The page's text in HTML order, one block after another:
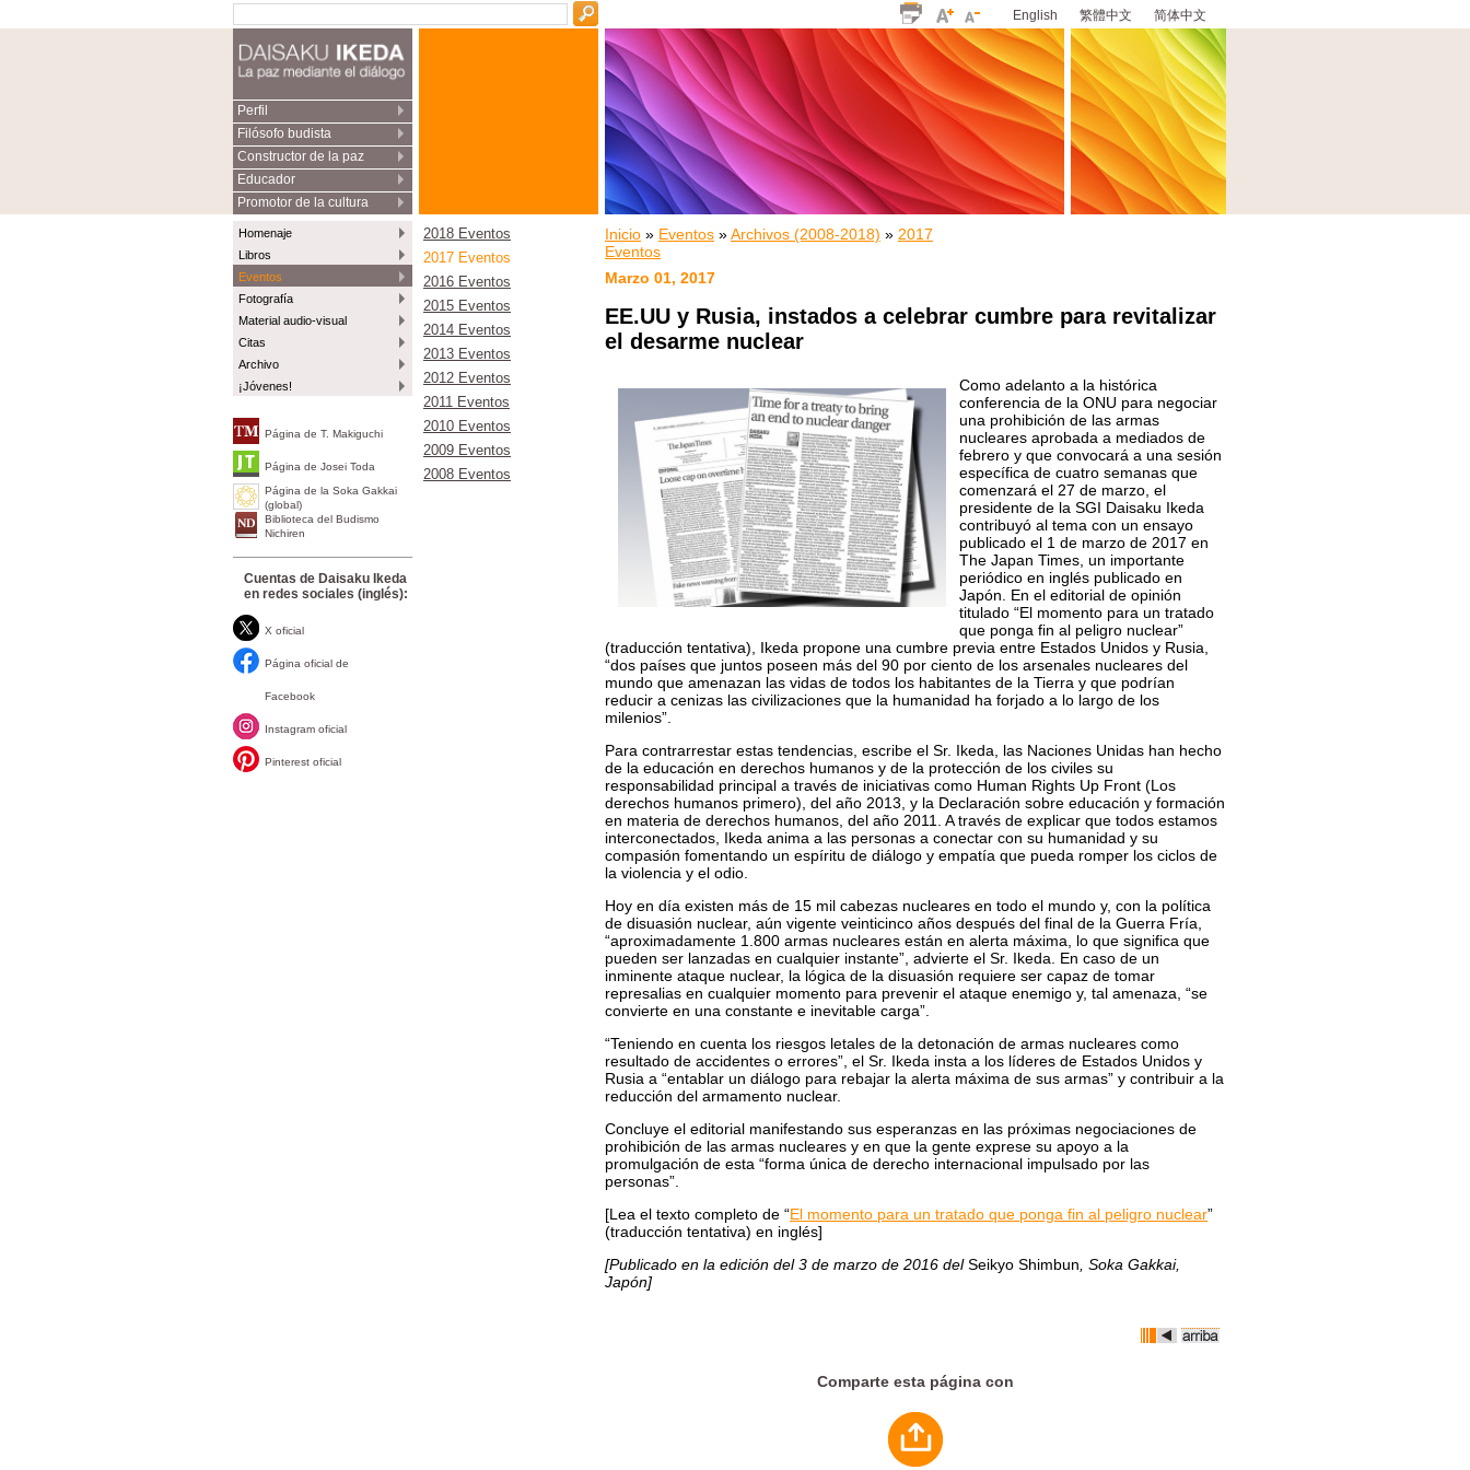
English 繁體中文 简体中文
Perfil
Filósofo budista
Constructor de la paz
Educador
Promotor de la cultura
Homenaje
Libros
Eventos
Fotografía
Material audio-visual
Citas
Archivo
¡Jóvenes!
Página de T. Makiguchi
Página de Josei Toda
Página de la Soka Gakkai
(global)
Biblioteca del Budismo
Nichiren
Cuentas de Daisaku Ikeda
en redes sociales (inglés):
X oficial
Página oficial de
Facebook
Instagram oficial
Pinterest oficial
2018 Eventos
2017 Eventos
2016 Eventos
2015 Eventos
2014 Eventos
2013 Eventos
2012 Eventos
2011 Eventos
2010 Eventos
2009 Eventos
2008 Eventos
Inicio » Eventos »Archivos (2008-2018) » 2017
Eventos
Marzo 01, 2017
EE.UU y Rusia, instados a celebrar cumbre para revitalizar
el desarme nuclear
Como adelanto a la histórica
conferencia de la ONU para negociar
una prohibición de las armas
nucleares aprobada a mediados de
febrero y que convocará a una sesión
específica de cuatro semanas que
comenzará el 27 de marzo, el
presidente de la SGI Daisaku Ikeda
contribuyó al tema con un ensayo
publicado el 1 de marzo de 2017 en
The Japan Times, un importante
periódico en inglés publicado en
Japón. En el editorial de opinión
titulado “El momento para un tratado
que ponga fin al peligro nuclear”
(traducción tentativa), Ikeda propone una cumbre previa entre Estados Unidos y Rusia,
“dos países que juntos poseen más del 90 por ciento de los arsenales nucleares del
mundo que amenazan las vidas de todos los habitantes de la Tierra y que podrían
reducir a cenizas las civilizaciones que la humanidad ha forjado a lo largo de los
milenios”.
Para contrarrestar estas tendencias, escribe el Sr. Ikeda, las Naciones Unidas han hecho
de la educación en derechos humanos y de la protección de los civiles su
responsabilidad principal a través de iniciativas como Human Rights Up Front (Los
derechos humanos primero), del año 2013, y la Declaración sobre educación y formación
en materia de derechos humanos, del año 2011. A través de explicar que todos estamos
interconectados, Ikeda anima a las personas a conectar con su humanidad y su
compasión fomentando un espíritu de diálogo y empatía que pueda romper los ciclos de
la violencia y el odio.
Hoy en día existen más de 15 mil cabezas nucleares en todo el mundo y, con la política
de disuasión nuclear, aún vigente veinticinco años después del final de la Guerra Fría,
“aproximadamente 1.800 armas nucleares están en alerta máxima, lo que significa que
pueden ser lanzadas en cualquier instante”, advierte el Sr. Ikeda. En caso de un
inminente ataque nuclear, la lógica de la disuasión requiere ser capaz de tomar
represalias en cualquier momento para prevenir el ataque enemigo y, tal amenaza, “se
convierte en una constante e inevitable carga”.
“Teniendo en cuenta los riesgos letales de la detonación de armas nucleares como
resultado de accidentes o errores”, el Sr. Ikeda insta a los líderes de Estados Unidos y
Rusia a “entablar un diálogo para rebajar la alerta máxima de sus armas” y contribuir a la
reducción del armamento nuclear.
Concluye el editorial manifestando sus esperanzas en las próximas negociaciones de
prohibición de las armas nucleares y en que la gente exprese su apoyo a la
promulgación de esta “forma única de derecho internacional impulsado por las
personas”.
[Lea el texto completo de “El momento para un tratado que ponga fin al peligro nuclear”
(traducción tentativa) en inglés]
[Publicado en la edición del 3 de marzo de 2016 delSeikyo Shimbun , Soka Gakkai,
Japón]
Comparte esta página con